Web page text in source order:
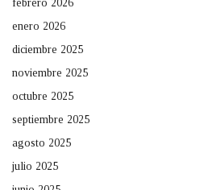
febrero 2026
enero 2026
diciembre 2025
noviembre 2025
octubre 2025
septiembre 2025
agosto 2025
julio 2025